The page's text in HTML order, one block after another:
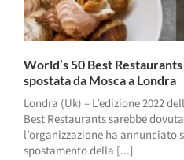
World’s 50 Best
spostata da Mosca a Londra
Londra (Uk) – L’edizione 2022
Best Restaurants sarebbe
l’organizzazione ha
spostamento della [...]